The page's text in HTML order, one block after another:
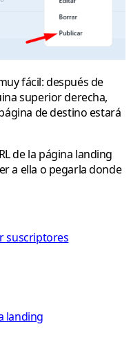
fácil: después de
superior derecha,
de destino estará
de la página landing
a ella o pegarla donde
suscriptores
landing